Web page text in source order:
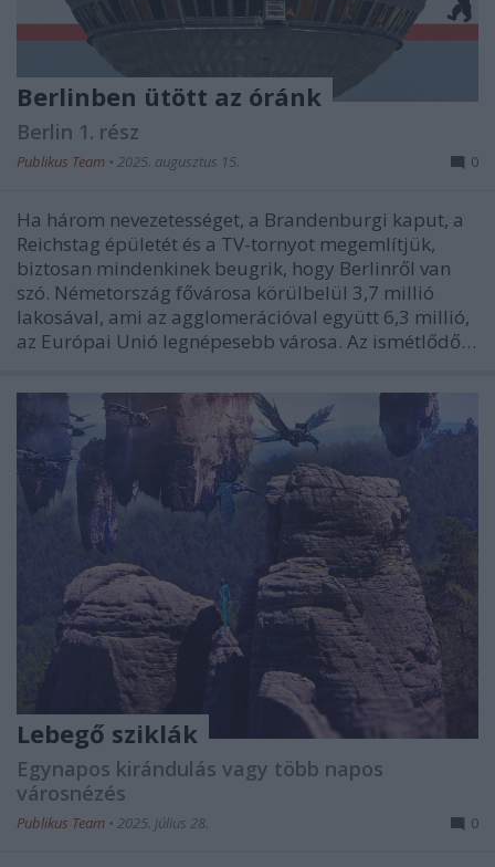
Berlinben ütött az óránk
Berlin 1. rész
Publikus Team • 2025. augusztus 15. 0
Ha három nevezetességet, a Brandenburgi kaput, a
Reichstag épületét és a TV-tornyot megemlítjük,
biztosan mindenkinek beugrik, hogy Berlinről van
szó. Németország fővárosa körülbelül 3,7 millió
lakosával, ami az agglomerációval együtt 6,3 millió,
az Európai Unió legnépesebb városa. Az ismétlődő…
Lebegő sziklák
Egynapos kirándulás vagy több napos
városnézés
Publikus Team • 2025. július 28. 0